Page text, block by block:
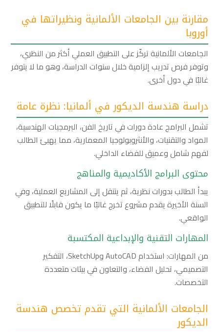
مقارنة بين الجامعات الألمانية ونظيراتها في
أوروبا
الجامعات الألمانية تركّز على التطبيق العملي أكثر من النظري،
وتوفر فرص تدريب إلزامية خلال سنوات الدراسة، وهو ما لا يتوفر
غالبًا في دول أخرى.
دراسة هندسة الديكور في ألمانيا: نظرة عامة
تشمل البرامج عادة دورات في تاريخ الفن، البرمجيات الهندسية،
المواد والتقنيات، والأنثروبولوجيا المعمارية، مما يهيئ الطالب
لفهم شامل وعميق للفضاء الداخلي.
محتوى البرامج الأكاديمية والمناهج
يبدأ الطالب بدورات نظرية، ثم ينتقل إلى المشاريع العملية، وفي
السنة الأخيرة يقدم مشروع تخرج غالبًا ما يكون قابلًا للتطبيق
الواقعي.
المهارات التقنية والإبداعية المكتسبة
من المهارات: استخدام AutoCAD وSketchUp، التفكير
التصميمي، تحليل الفضاء، والتعاون في بيئات متعددة
التخصصات.
الجامعات الألمانية التي تقدم تخصص هندسة
الديكور